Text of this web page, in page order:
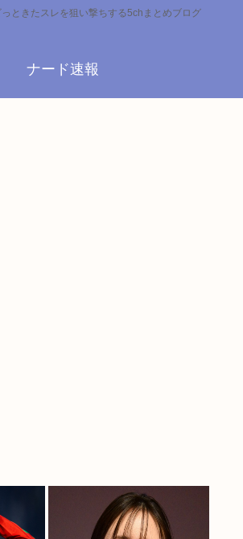
ときたスレを狙い撃ちする5chまとめブログ
ナード速報